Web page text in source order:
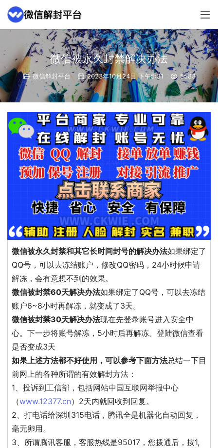
微信被永久封禁解决办法
微信解封平台 2023年10月24日 下午5:31 5583
微信被永久封禁和其它长时间封号的解决办法如果绑定了
QQ号，可以去冻结账户，修改QQ密码，24小时候申请
解冻，会有意想不到的效果。
微信被封禁60天解决办法如果绑定了QQ号，可以去冻结
账户6~8小时再解冻，就变成了3天。
微信被封禁30天解决办法现在先登录账号进入安全中
心。下一步将账号解冻，5小时后再解冻。登陆微信查看
是否变成3天
如果上述方法都不好使用，可以参考下面方法总结一下目
前网上的各种所谓的有效解封方法：
1、投诉到工信部，包括网站中国互联网举报中心
（www.12377.cn）2天内就回收到回复。
2、打电话给深圳315电话，腾讯全是机器化自动回复，
毫无卵用。
3、所谓腾讯客服，客服热线是95017，您拨通后，按1,